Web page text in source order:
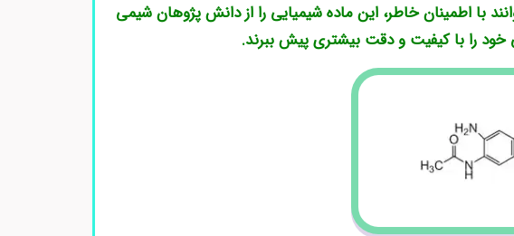
با اطمینان خاطر، این ماده شیمیایی را از دانش پژوهان شیمی
خود را با کیفیت و دقت بیشتری پیش ببرند.